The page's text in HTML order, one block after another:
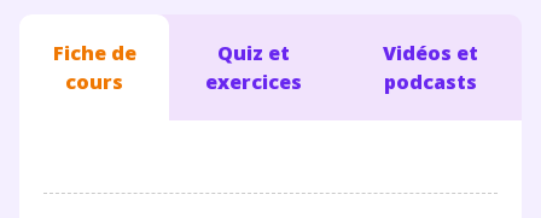
Fiche de
cours
Quiz et
exercices
Vidéos et
podcasts